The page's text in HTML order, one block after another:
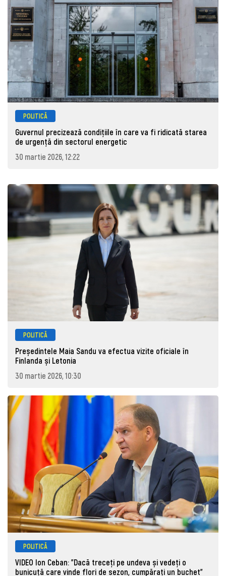
POLITICĂ
Guvernul precizează condițiile în care va fi ridicată starea
de urgență din sectorul energetic
30 martie 2026, 12:22
POLITICĂ
Președintele Maia Sandu va efectua vizite oficiale în
Finlanda și Letonia
30 martie 2026, 10:30
POLITICĂ
VIDEO Ion Ceban: "Dacă treceți pe undeva și vedeți o
bunicuță care vinde flori de sezon, cumpărați un buchet"